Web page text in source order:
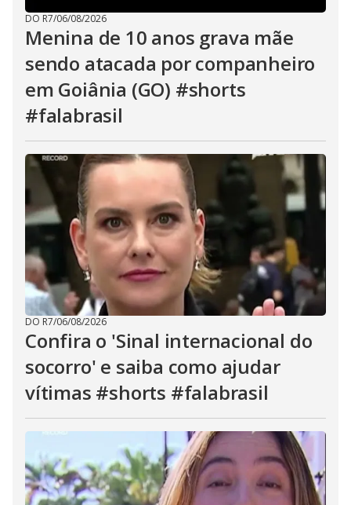
DO R7/06/08/2026
Menina de 10 anos grava mãe
sendo atacada por companheiro
em Goiânia (GO) #shorts
#falabrasil
DO R7/06/08/2026
Confira o 'Sinal internacional do
socorro' e saiba como ajudar
vítimas #shorts #falabrasil